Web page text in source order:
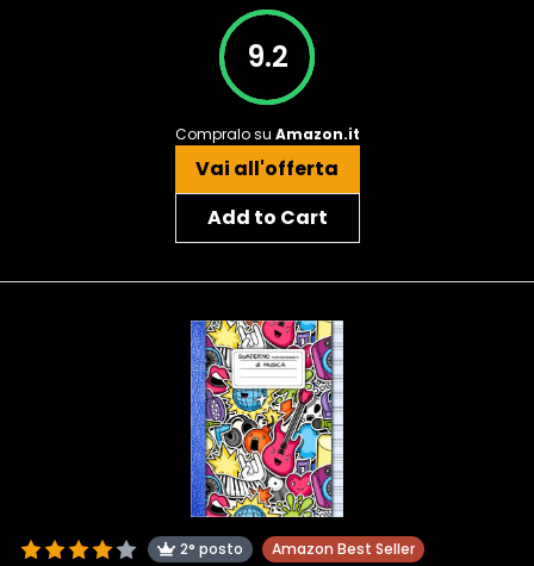
9.2
Compralo su Amazon.it
Vai all'offerta
Add to Cart
2° posto Amazon Best Seller